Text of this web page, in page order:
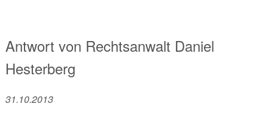
Antwort von Rechtsanwalt Daniel
Hesterberg
31.10.2013